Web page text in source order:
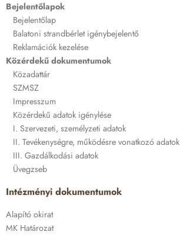
Bejelentőlapok
Bejelentőlap
Balatoni strandbérlet igénybejelentő
Reklamációk kezelése
Közérdekű dokumentumok
Közadattár
SZMSZ
Impresszum
Közérdekű adatok igénylése
I. Szervezeti, személyzeti adatok
II. Tevékenységre, működésre vonatkozó adatok
III. Gazdálkodási adatok
Üvegzseb
Intézményi dokumentumok
Alapító okirat
MK Határozat